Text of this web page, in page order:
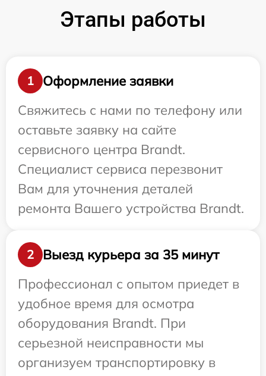
Этапы работы
1
Оформление заявки
Свяжитесь с нами по телефону или
оставьте заявку на сайте
сервисного центра Brandt.
Специалист сервиса перезвонит
Вам для уточнения деталей
ремонта Вашего устройства Brandt.
2
Выезд курьера за 35 минут
Профессионал с опытом приедет в
удобное время для осмотра
оборудования Brandt. При
серьезной неисправности мы
организуем транспортировку в